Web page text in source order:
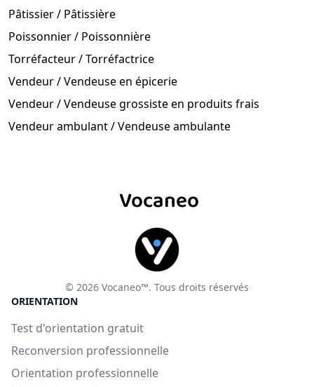
Pâtissier / Pâtissière
Poissonnier / Poissonnière
Torréfacteur / Torréfactrice
Vendeur / Vendeuse en épicerie
Vendeur / Vendeuse grossiste en produits frais
Vendeur ambulant / Vendeuse ambulante
Vocaneo
© 2026 Vocaneo™. Tous droits réservés
ORIENTATION
Test d'orientation gratuit
Reconversion professionnelle
Orientation professionnelle